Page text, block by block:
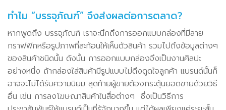
ทำไม “บรรจุภัณฑ์” จึงส่งผลต่อการตลาด?
หากพูดถึง บรรจุภัณฑ์ เราจะนึกถึงการออกแบบกล่องที่มีลาย
กราฟฟิกหรือรูปภาพที่สะท้อนให้เห็นตัวสินค้า รวมไปถึงข้อมูลต่างๆ
ของสินค้าชนิดนั้น ดังนั้น การออกแบบกล่องจึงเป็นงานศิลปะ
อย่างหนึ่ง ถ้ากล่องใส่สินค้ามีรูปแบบไม่ดึงดูดใจลูกค้า แบรนด์นั้นก็
อาจจะไม่ได้รับความนิยม สุดท้ายผู้ขายต้องกระตุ้นยอดขายด้วยวิธี
อื่น เช่น การลงโฆษณาสินค้าในสื่อต่างๆ ซึ่งเป็นวิธีการ